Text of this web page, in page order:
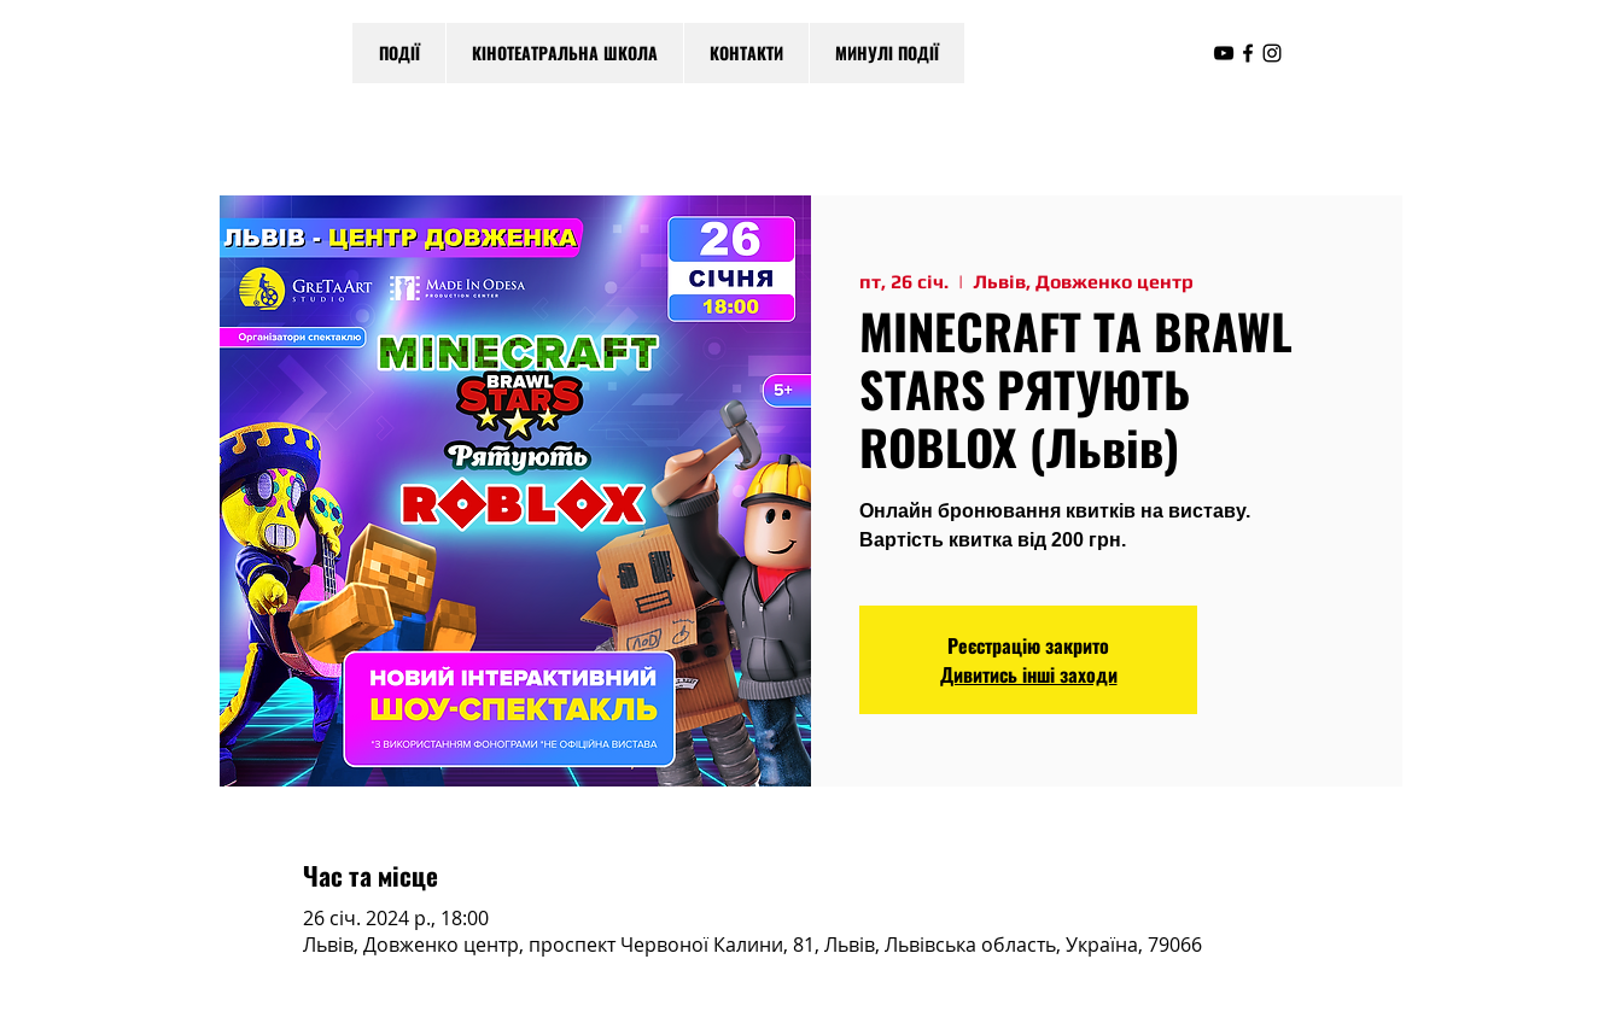
ПОДІЇ КІНОТЕАТРАЛЬНА ШКОЛА КОНТАКТИ МИНУЛІ ПОДІЇ
пт, 26 січ.
  |
Львів, Довженко центр
MINECRAFT ТА BRAWL
STARS РЯТУЮТЬ
ROBLOX (Львів)
Онлайн бронювання квитків на виставу.
Вартість квитка від 200 грн.
Реєстрацію закрито
Дивитись інші заходи
Час та місце
26 січ. 2024 р., 18:00
Львів, Довженко центр, проспект Червоної Калини, 81, Львів, Львівська область, Україна, 79066